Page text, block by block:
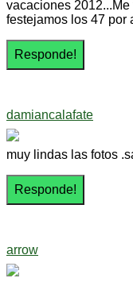
vacaciones
festejamos los 47 por
damiancalafate
muy lindas las fotos
arrow